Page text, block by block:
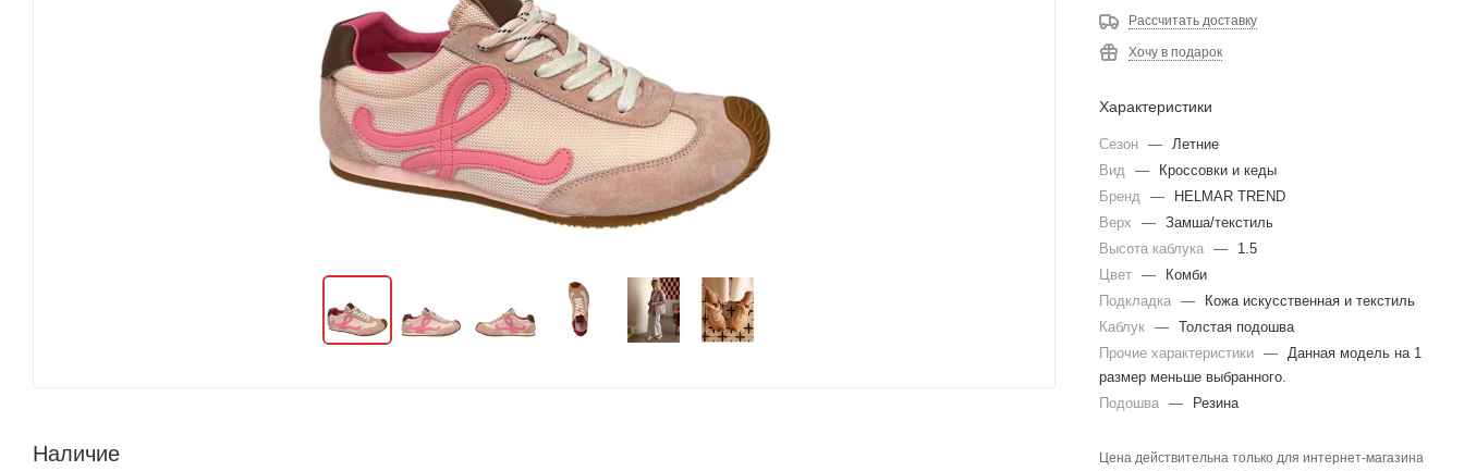
Наличие
Рассчитать доставку
Хочу в подарок
Характеристики
Сезон — Летние
Вид —
Кроссовки и кеды
Бренд —
HELMAR TREND
Верх
— Замша/текстиль
Высота каблука —
1.5
Цвет —
Комби
Подкладка —
Кожа искусственная и текстиль
Каблук — Толстая подошва
Прочие характеристики — Данная модель на 1
размер меньше выбранного.
Подошва — Резина
Цена действительна только для интернет-магазина